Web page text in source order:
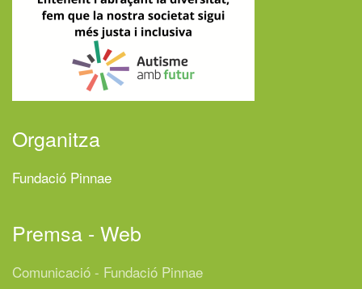
Organitza
Fundació Pinnae
Premsa - Web
Comunicació - Fundació Pinnae